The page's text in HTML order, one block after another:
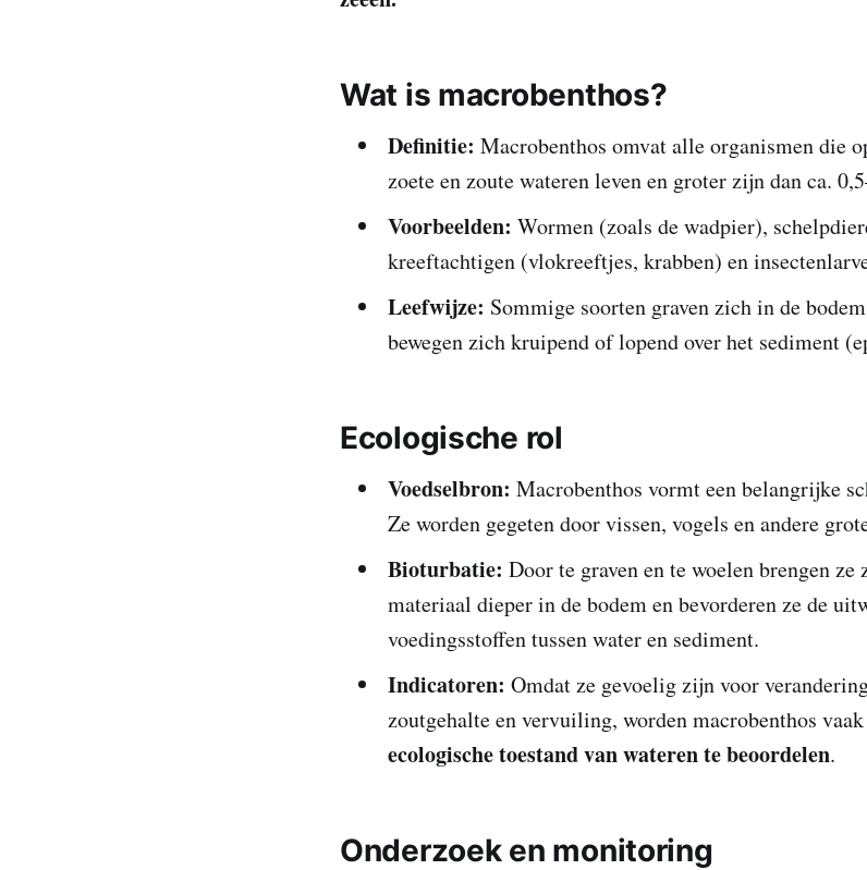
Wat is macrobenthos?
Definitie: Macrobenthos omvat alle organismen die
zoete en zoute wateren leven en groter zijn dan ca.
Voorbeelden: Wormen (zoals de wadpier),
kreeftachtigen (vlokreeftjes, krabben) en
Leefwijze: Sommige soorten graven zich in de
bewegen zich kruipend of lopend over het sediment
Ecologische rol
Voedselbron: Macrobenthos vormt een belangrijke
Ze worden gegeten door vissen, vogels en andere
Bioturbatie: Door te graven en te woelen brengen
materiaal dieper in de bodem en bevorderen ze de
voedingsstoffen tussen water en sediment.
Indicatoren: Omdat ze gevoelig zijn voor
zoutgehalte en vervuiling, worden macrobenthos
ecologische toestand van wateren te beoordelen.
Onderzoek en monitoring